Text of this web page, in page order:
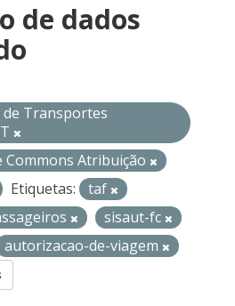
de dados
de Transportes
Commons Atribuição
Etiquetas:
taf
sisaut-fc
autorizacao-de-viagem